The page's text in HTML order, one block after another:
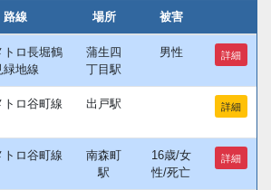
路線 場所 被害
トロ長堀鶴
緑地線
蒲生四
丁目駅
男性 詳細
トロ谷町線 出戸駅 詳細
トロ谷町線
南森町
駅
16歳/女
性/死亡
詳細